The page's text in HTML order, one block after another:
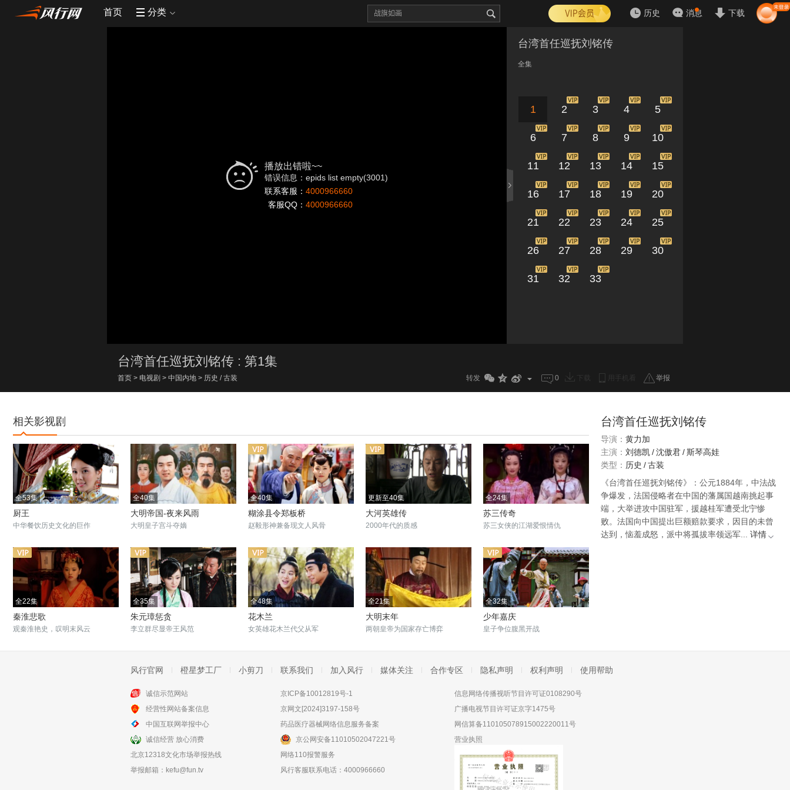
首页 分类 历史 消息 下载
播放出错啦~~
错误信息：epids list empty(3001)
联系客服： 4000966660
客服QQ： 4000966660
台湾首任巡抚刘铭传
全集
1 2 3 4 5
6 7 8 9 10
11 12 13 14 15
16 17 18 19 20
21 22 23 24 25
26 27 28 29 30
31 32 33
台湾首任巡抚刘铭传 : 第1集
首页 > 电视剧 > 中国内地 > 历史 / 古装 转发 0 举报
相关影视剧
全53集
厨王
中华餐饮历史文化的巨作
全40集
大明帝国-夜来风雨
大明皇子宫斗夺嫡
全40集
糊涂县令郑板桥
赵毅形神兼备现文人风骨
更新至40集
大河英雄传
2000年代的质感
全24集
苏三传奇
苏三女侠的江湖爱恨情仇
全22集
秦淮悲歌
观秦淮艳史，叹明末风云
全35集
朱元璋惩贪
李立群尽显帝王风范
全48集
花木兰
女英雄花木兰代父从军
全21集
大明末年
两朝皇帝为国家存亡博弈
全32集
少年嘉庆
皇子争位腹黑开战
全42集
九河入海
台湾首任巡抚刘铭传
导演： 黄力加
主演： 刘德凯/沈傲君/斯琴高娃
类型： 历史 /古装
《台湾首任巡抚刘铭传》：公元1884年，中法战
争爆发，法国侵略者在中国的藩属国越南挑起事
端，大举进攻中国驻军，援越桂军遭受北宁惨
败。法国向中国提出巨额赔款要求，因目的未曾
达到，恼羞成怒，派中将孤拔率领远军...
详情
风行官网 橙星梦工厂 小剪刀 联系我们 加入风行 媒体关注 合作专区 隐私声明 权利声明 使用帮助
诚信示范网站
经营性网站备案信息
中国互联网举报中心
诚信经营 放心消费
北京12318文化市场举报热线
举报邮箱： kefu@fun.tv
京ICP备10012819号-1
京网文[2024]3197-158号
药品医疗器械网络信息服务备案
京公网安备11010502047221号
网络110报警服务
风行客服联系电话：4000966660
信息网络传播视听节目许可证0108290号
广播电视节目许可证京字1475号
网信算备110105078915002220011号
营业执照